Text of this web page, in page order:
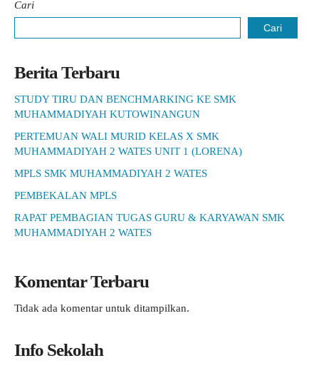
Cari
Cari
Berita Terbaru
STUDY TIRU DAN BENCHMARKING KE SMK
MUHAMMADIYAH KUTOWINANGUN
PERTEMUAN WALI MURID KELAS X SMK
MUHAMMADIYAH 2 WATES UNIT 1 (LORENA)
MPLS SMK MUHAMMADIYAH 2 WATES
PEMBEKALAN MPLS
RAPAT PEMBAGIAN TUGAS GURU & KARYAWAN SMK
MUHAMMADIYAH 2 WATES
Komentar Terbaru
Tidak ada komentar untuk ditampilkan.
Info Sekolah